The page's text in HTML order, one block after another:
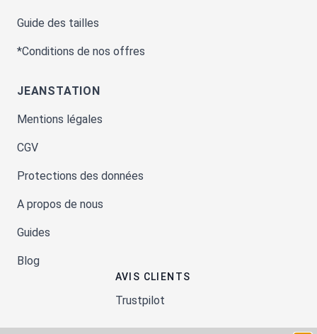
Guide des tailles
*Conditions de nos offres
JEANSTATION
Mentions légales
CGV
Protections des données
A propos de nous
Guides
Blog
AVIS CLIENTS
Trustpilot